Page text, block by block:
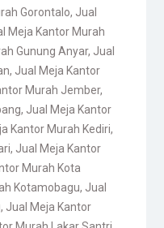
Gorontalo, Jual
Meja Kantor Murah
Gunung Anyar, Jual
, Jual Meja Kantor
Murah Jember,
, Jual Meja Kantor
Kantor Murah Kediri,
, Jual Meja Kantor
Murah Kota
Kotamobagu, Jual
, Jual Meja Kantor